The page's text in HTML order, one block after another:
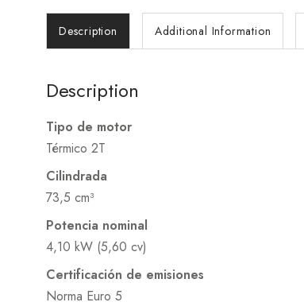
Description Additional Information
Description
Tipo de motor
Térmico 2T
Cilindrada
73,5 cm³
Potencia nominal
4,10 kW (5,60 cv)
Certificación de emisiones
Norma Euro 5